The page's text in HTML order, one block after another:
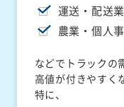
運送・配送業
農業・個人
などでトラックの
高値が付きやすく
特に、